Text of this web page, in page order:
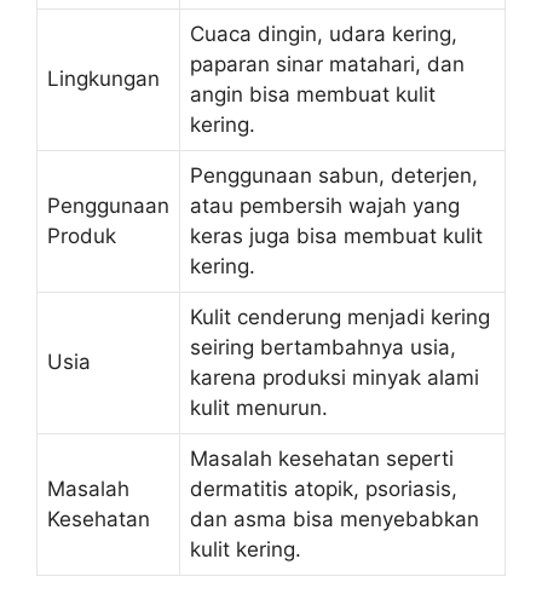
Lingkungan
Cuaca dingin, udara kering,
paparan sinar matahari, dan
angin bisa membuat kulit
kering.
Penggunaan
Produk
Penggunaan sabun, deterjen,
atau pembersih wajah yang
keras juga bisa membuat kulit
kering.
Usia
Kulit cenderung menjadi kering
seiring bertambahnya usia,
karena produksi minyak alami
kulit menurun.
Masalah
Kesehatan
Masalah kesehatan seperti
dermatitis atopik, psoriasis,
dan asma bisa menyebabkan
kulit kering.